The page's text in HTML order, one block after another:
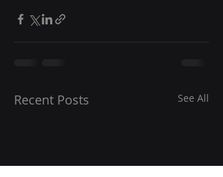
Recent Posts See All